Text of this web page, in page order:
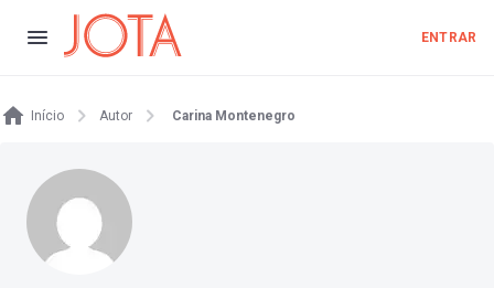
ENTRAR
Início Autor Carina Montenegro